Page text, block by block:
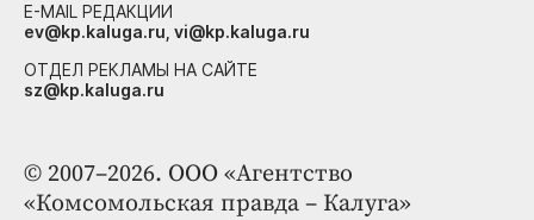
© 2007–2026. ООО «Агентство
«Комсомольская правда – Калуга»
E-MAIL РЕДАКЦИИ
ev@kp.kaluga.ru, vi@kp.kaluga.ru
ОТДЕЛ РЕКЛАМЫ НА САЙТЕ
sz@kp.kaluga.ru